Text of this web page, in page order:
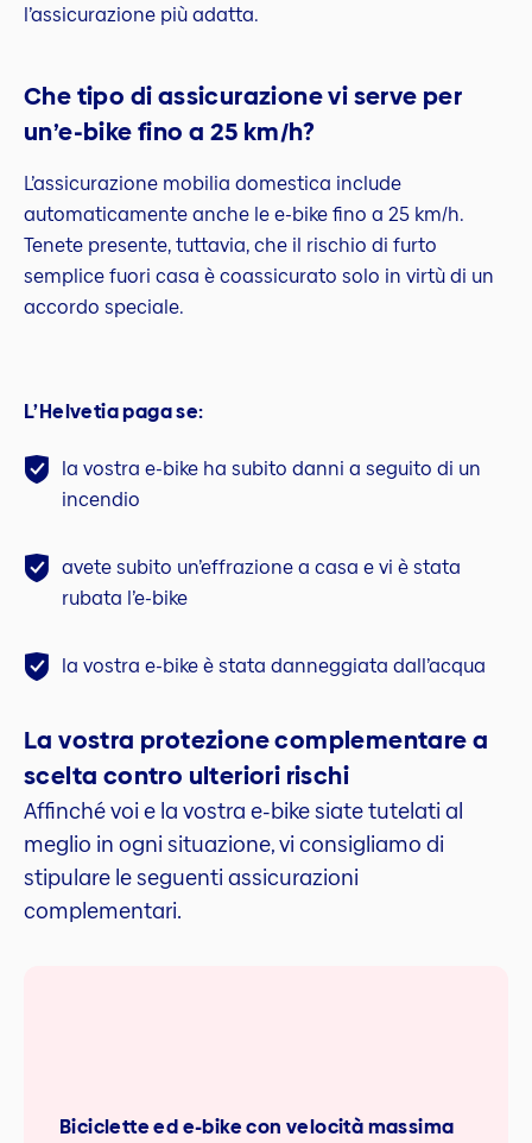
l’assicurazione più adatta.
Che tipo di assicurazione vi serve per
un’e-bike fino a 25 km/h?
L’assicurazione mobilia domestica include
automaticamente anche le e-bike fino a 25 km/h.
Tenete presente, tuttavia, che il rischio di furto
semplice fuori casa è coassicurato solo in virtù di un
accordo speciale.
L’Helvetia paga se:
la vostra e-bike ha subito danni a seguito di un
incendio
avete subito un’effrazione a casa e vi è stata
rubata l’e-bike
la vostra e-bike è stata danneggiata dall’acqua
La vostra protezione complementare a
scelta contro ulteriori rischi
Affinché voi e la vostra e-bike siate tutelati al
meglio in ogni situazione, vi consigliamo di
stipulare le seguenti assicurazioni
complementari.
Biciclette ed e-bike con velocità massima